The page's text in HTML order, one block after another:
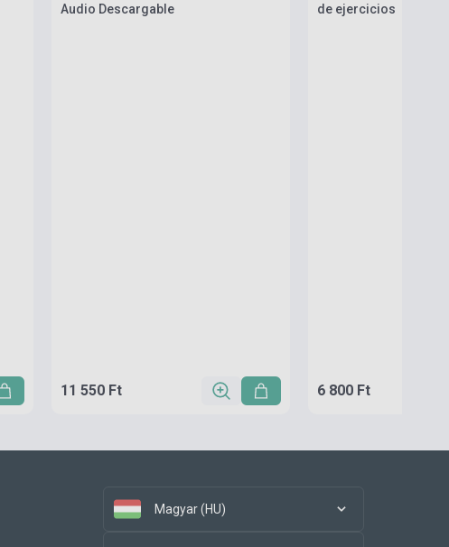
Audio Descargable
11 550 Ft
de ejercicios
6 800 Ft
Magyar (HU)